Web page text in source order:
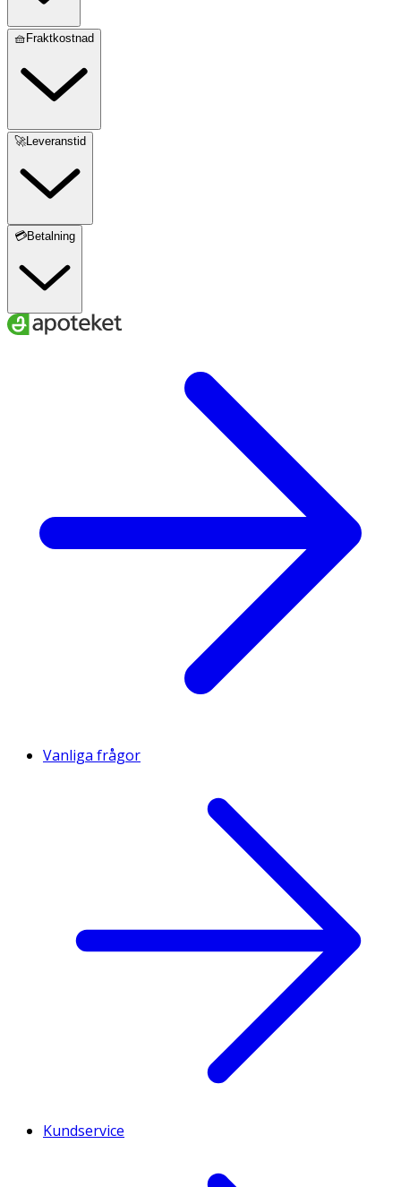
🧺Fraktkostnad
🚀Leveranstid
💳Betalning
Vanliga frågor
Kundservice